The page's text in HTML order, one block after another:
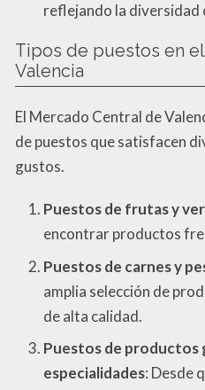
reflejando la diversidad
Tipos de puestos en
Valencia
El Mercado Central de
de puestos que satisfacen
gustos.
Puestos de frutas y
encontrar productos
Puestos de carnes y
amplia selección de
de alta calidad.
Puestos de productos
especialidades: Desde